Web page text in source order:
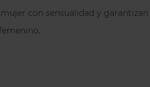
que garantiza que las
con sensualidad y